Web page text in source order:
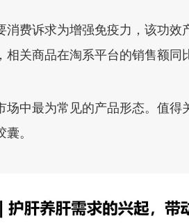
消费诉求为增强免疫力，该功
相关商品在淘系平台的销售额同
场中最为常见的产品形态。值
。